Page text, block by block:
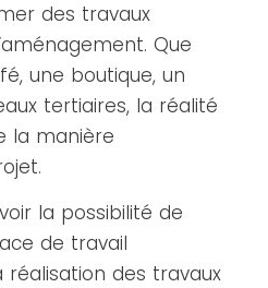
des travaux
Que
une boutique, un
tertiaires, la réalité
la manière
la possibilité de
de travail
des travaux